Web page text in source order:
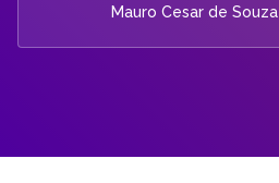
Mauro Cesar de Souza